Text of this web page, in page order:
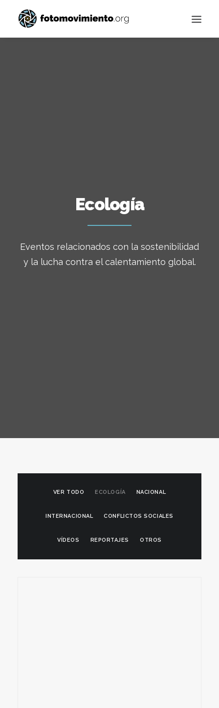
Ecología
Eventos relacionados con la sostenibilidad
y la lucha contra el calentamiento global.
VER TODO ECOLOGÍA NACIONAL
INTERNACIONAL CONFLICTOS SOCIALES
VÍDEOS REPORTAJES OTROS